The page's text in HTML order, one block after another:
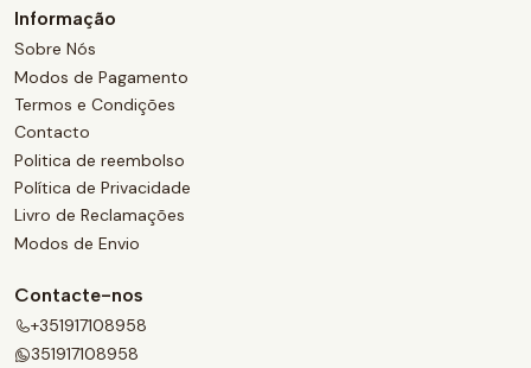
Informação
Sobre Nós
Modos de Pagamento
Termos e Condições
Contacto
Politica de reembolso
Política de Privacidade
Livro de Reclamações
Modos de Envio
Contacte-nos
+351917108958
351917108958